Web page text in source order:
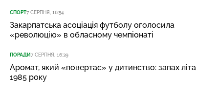
СПОРТ7 СЕРПНЯ, 16:54
Закарпатська асоціація футболу оголосила
«революцію» в обласному чемпіонаті
ПОРАДИ7 СЕРПНЯ, 16:39
Аромат, який «повертає» у дитинство: запах літа
1985 року